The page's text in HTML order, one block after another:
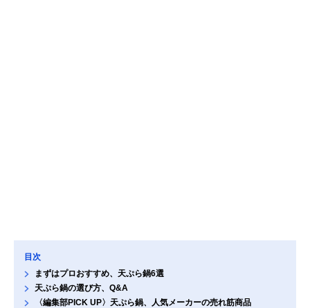
目次
まずはプロおすすめ、天ぷら鍋6選
天ぷら鍋の選び方、Q&A
〈編集部PICK UP〉天ぷら鍋、人気メーカーの売れ筋商品